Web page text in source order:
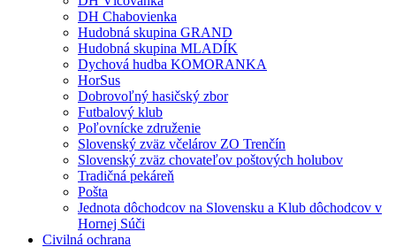
DH Chabovienka
Hudobná skupina GRAND
Hudobná skupina MLADÍK
Dychová hudba KOMORANKA
HorSus
Dobrovoľný hasičský zbor
Futbalový klub
Poľovnícke združenie
Slovenský zväz včelárov ZO Trenčín
Slovenský zväz chovateľov poštových holubov
Tradičná pekáreň
Pošta
Jednota dôchodcov na Slovensku a Klub dôchodcov v
Hornej Súči
Civilná ochrana